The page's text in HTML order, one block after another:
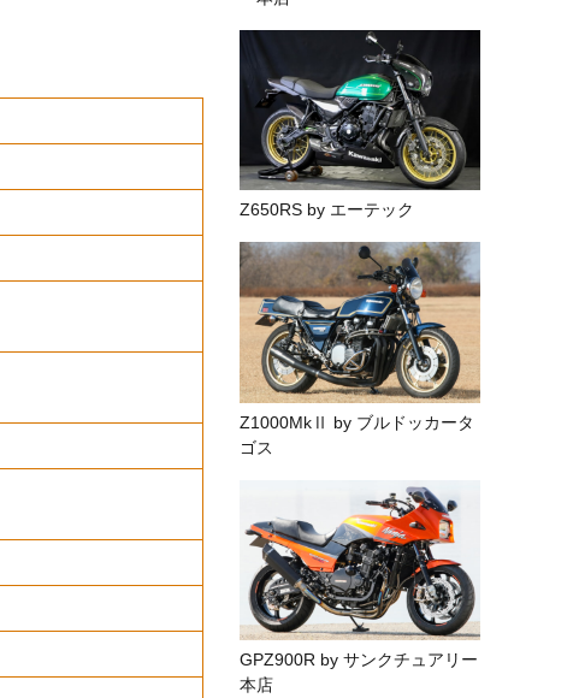
Z650RS by エーテック
Z1000MkⅡ by ブルドッカータ
ゴス
GPZ900R by サンクチュアリー
本店